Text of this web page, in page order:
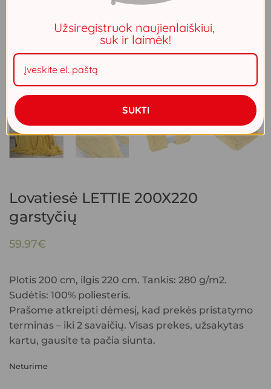
Lovatiesė LETTIE 200X220
garstyčių
59.97€
Plotis 200 cm, ilgis 220 cm. Tankis: 280 g/m2.
Sudėtis: 100% poliesteris.
Prašome atkreipti dėmesį, kad prekės pristatymo
terminas – iki 2 savaičių. Visas prekes, užsakytas
kartu, gausite ta pačia siunta.
Neturime
Užsiregistruok naujienlaiškiui,
suk ir laimėk!
SUKTI